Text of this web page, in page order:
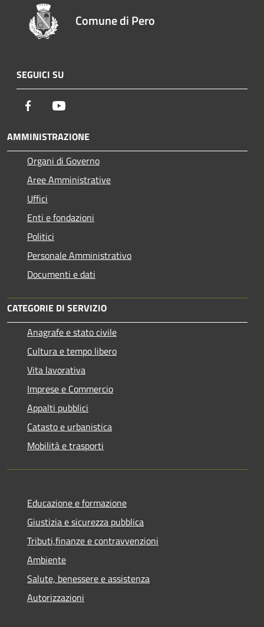
Comune di Pero
SEGUICI SU
Facebook
AMMINISTRAZIONE
Organi di Governo
Aree Amministrative
Uffici
Enti e fondazioni
Politici
Personale Amministrativo
Documenti e dati
CATEGORIE DI SERVIZIO
Anagrafe e stato civile
Cultura e tempo libero
Vita lavorativa
Imprese e Commercio
Appalti pubblici
Catasto e urbanistica
Mobilità e trasporti
Educazione e formazione
Giustizia e sicurezza pubblica
Tributi,finanze e contravvenzioni
Ambiente
Salute, benessere e assistenza
Autorizzazioni